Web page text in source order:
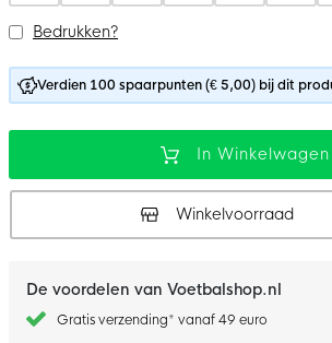
Bedrukken?
Verdien 100 spaarpunten (€ 5,00) bij dit
In Winkelwagen
Winkelvoorraad
De voordelen van Voetbalshop.nl
Gratis verzending* vanaf 49 euro